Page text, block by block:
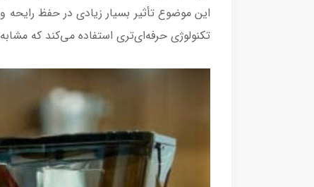
این موضوع تأثیر بسیار زیادی در حفظ رایحه
تکنولوژی حرفه‌ای‌تری استفاده می‌کند که